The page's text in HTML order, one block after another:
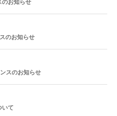
のお知らせ
のお知らせ
スのお知らせ
いて